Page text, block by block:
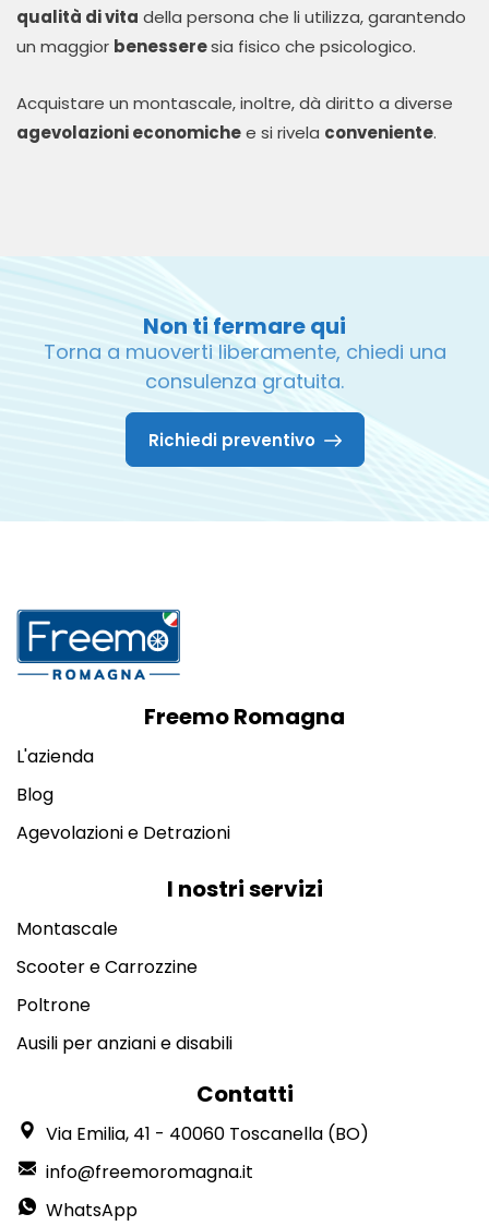
qualità di vita della persona che li utilizza, garantendo
un maggior benesseresia fisico che psicologico.
Acquistare un montascale, inoltre, dà diritto a diverse
agevolazioni economichee si rivela conveniente.
Non ti fermare qui
Torna a muoverti liberamente, chiedi una
consulenza gratuita.
Richiedi preventivo
Freemo Romagna
L'azienda
Blog
Agevolazioni e Detrazioni
I nostri servizi
Montascale
Scooter e Carrozzine
Poltrone
Ausili per anziani e disabili
Contatti
Via Emilia, 41 - 40060 Toscanella (BO)
info@freemoromagna.it
WhatsApp